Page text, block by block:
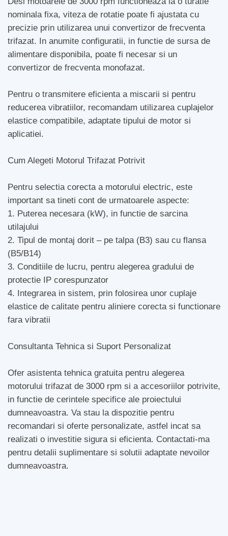
nominala fixa, viteza de rotatie poate fi ajustata cu
precizie prin utilizarea unui convertizor de frecventa
trifazat. In anumite configuratii, in functie de sursa de
alimentare disponibila, poate fi necesar si un
convertizor de frecventa monofazat.
Pentru o transmitere eficienta a miscarii si pentru
reducerea vibratiilor, recomandam utilizarea cuplajelor
elastice compatibile, adaptate tipului de motor si
aplicatiei.
Cum Alegeti Motorul Trifazat Potrivit
Pentru selectia corecta a motorului electric, este
important sa tineti cont de urmatoarele aspecte:
1. Puterea necesara (kW), in functie de sarcina
utilajului
2. Tipul de montaj dorit – pe talpa (B3) sau cu flansa
(B5/B14)
3. Conditiile de lucru, pentru alegerea gradului de
protectie IP corespunzator
4. Integrarea in sistem, prin folosirea unor cuplaje
elastice de calitate pentru aliniere corecta si functionare
fara vibratii
Consultanta Tehnica si Suport Personalizat
Ofer asistenta tehnica gratuita pentru alegerea
motorului trifazat de 3000 rpm si a accesoriilor potrivite,
in functie de cerintele specifice ale proiectului
dumneavoastra. Va stau la dispozitie pentru
recomandari si oferte personalizate, astfel incat sa
realizati o investitie sigura si eficienta. Contactati-ma
pentru detalii suplimentare si solutii adaptate nevoilor
dumneavoastra.